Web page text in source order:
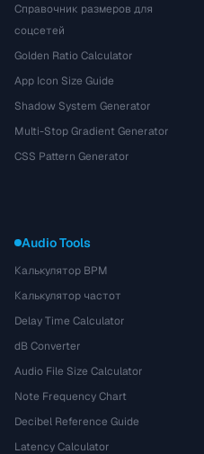
Справочник размеров для
соцсетей
Golden Ratio Calculator
App Icon Size Guide
Shadow System Generator
Multi-Stop Gradient Generator
CSS Pattern Generator
Audio Tools
Калькулятор BPM
Калькулятор частот
Delay Time Calculator
dB Converter
Audio File Size Calculator
Note Frequency Chart
Decibel Reference Guide
Latency Calculator